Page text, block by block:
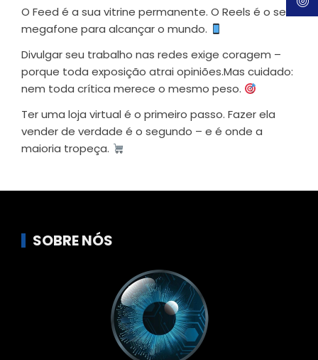
O Feed é a sua vitrine permanente. O Reels é o seu
megafone para alcançar o mundo.
Divulgar seu trabalho nas redes exige coragem –
porque toda exposição atrai opiniões.Mas cuidado:
nem toda crítica merece o mesmo peso.
Ter uma loja virtual é o primeiro passo. Fazer ela
vender de verdade é o segundo – e é onde a
maioria tropeça.
SOBRE NÓS